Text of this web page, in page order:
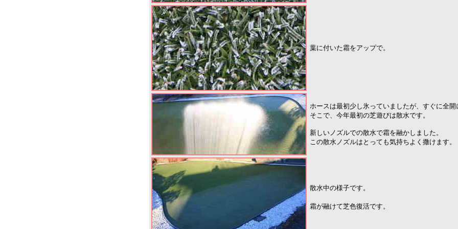
葉に付いた霜をアップで。
ホースは最初少し氷っていましたが、すぐに全開
そこで、今年最初の芝遊びは散水です。
新しいノズルでの散水で霜を融かしました。
この散水ノズルはとっても気持ちよく撒けます。
散水中の様子です。
霜が融けて芝色復活です。